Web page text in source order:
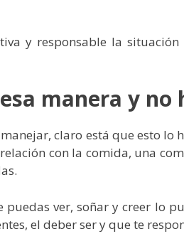
y responsable la
manera y
claro está que esto lo
con la comida, una
ver, soñar y creer lo
el deber ser y que te